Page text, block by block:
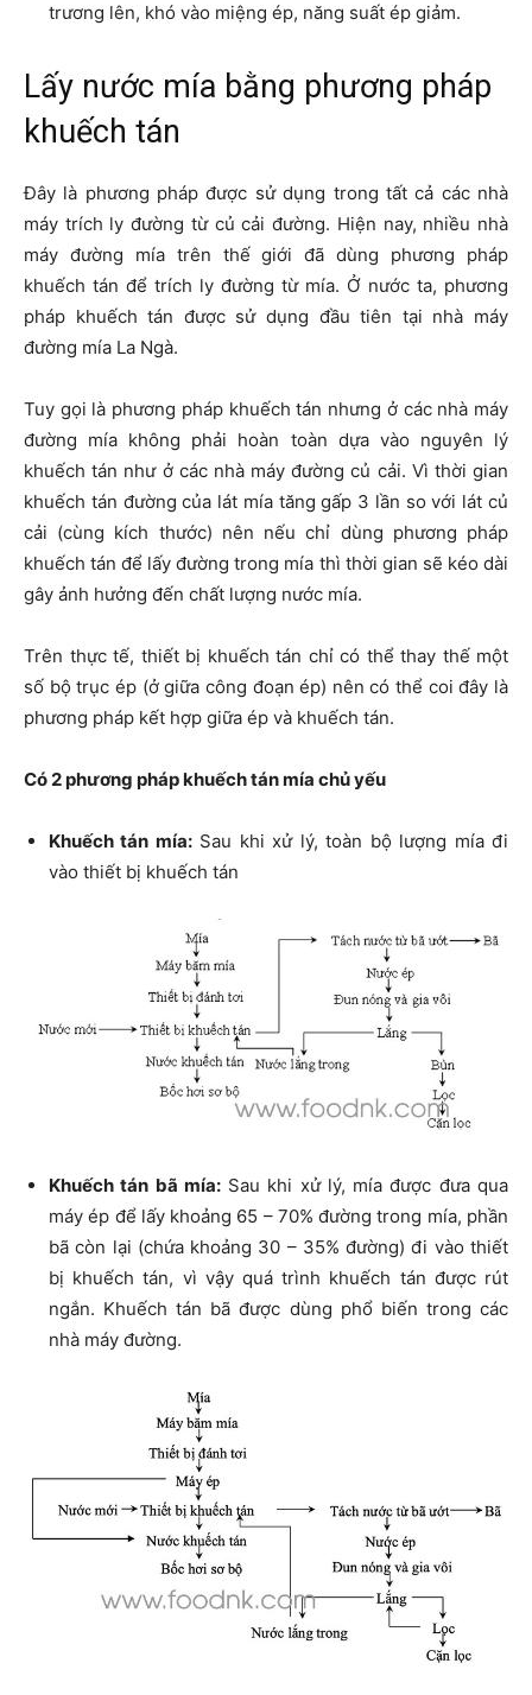
trương lên, khó vào miệng ép, năng suất ép giảm.
Lấy nước mía bằng phương pháp
khuếch tán
Đây là phương pháp được sử dụng trong tất cả các nhà
máy trích ly đường từ củ cải đường. Hiện nay, nhiều nhà
máy đường mía trên thế giới đã dùng phương pháp
khuếch tán để trích ly đường từ mía. Ở nước ta, phương
pháp khuếch tán được sử dụng đầu tiên tại nhà máy
đường mía La Ngà.
Tuy gọi là phương pháp khuếch tán nhưng ở các nhà máy
đường mía không phải hoàn toàn dựa vào nguyên lý
khuếch tán như ở các nhà máy đường củ cải. Vì thời gian
khuếch tán đường của lát mía tăng gấp 3 lần so với lát củ
cải (cùng kích thước) nên nếu chỉ dùng phương pháp
khuếch tán để lấy đường trong mía thì thời gian sẽ kéo dài
gây ảnh hưởng đến chất lượng nước mía.
Trên thực tế, thiết bị khuếch tán chỉ có thể thay thế một
số bộ trục ép (ở giữa công đoạn ép) nên có thể coi đây là
phương pháp kết hợp giữa ép và khuếch tán.
Có 2 phương pháp khuếch tán mía chủ yếu
Khuếch tán mía:Sau khi xử lý, toàn bộ lượng mía đi
vào thiết bị khuếch tán
Khuếch tán bã mía:Sau khi xử lý, mía được đưa qua
máy ép để lấy khoảng 65 – 70% đường trong mía, phần
bã còn lại (chứa khoảng 30 – 35% đường) đi vào thiết
bị khuếch tán, vì vậy quá trình khuếch tán được rút
ngắn. Khuếch tán bã được dùng phổ biến trong các
nhà máy đường.